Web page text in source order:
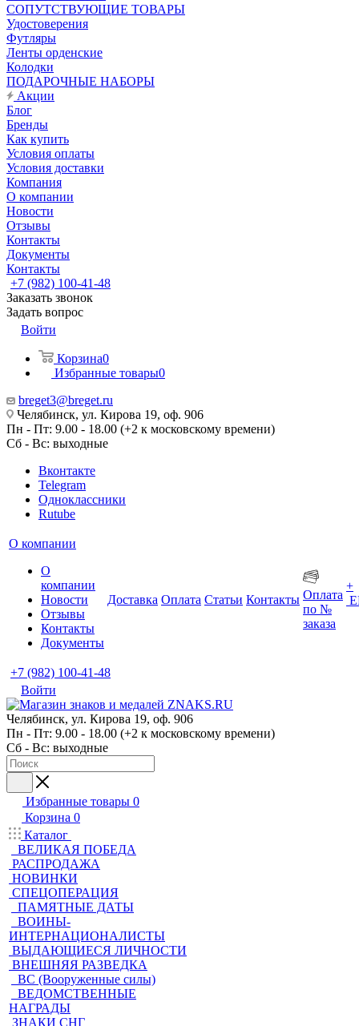
СОПУТСТВУЮЩИЕ ТОВАРЫ
Удостоверения
Футляры
Ленты орденские
Колодки
ПОДАРОЧНЫЕ НАБОРЫ
Акции
Блог
Бренды
Как купить
Условия оплаты
Условия доставки
Компания
О компании
Новости
Отзывы
Контакты
Документы
Контакты
+7 (982) 100-41-48
Заказать звонок
Задать вопрос
Войти
Корзина0
Избранные товары0
breget3@breget.ru
Челябинск, ул. Кирова 19, оф. 906
Пн - Пт: 9.00 - 18.00 (+2 к московскому времени)
Сб - Вс: выходные
Вконтакте
Telegram
Одноклассники
Rutube
О компании
О
компании
Новости
Отзывы
Контакты
Документы
Доставка Оплата Статьи Контакты Оплата
по №
заказа
+
+7 (982) 100-41-48
Войти
Челябинск, ул. Кирова 19, оф. 906
Пн - Пт: 9.00 - 18.00 (+2 к московскому времени)
Сб - Вс: выходные
Избранные товары 0
Корзина 0
Каталог
ВЕЛИКАЯ ПОБЕДА
РАСПРОДАЖА
НОВИНКИ
СПЕЦОПЕРАЦИЯ
ПАМЯТНЫЕ ДАТЫ
ВОИНЫ-
ИНТЕРНАЦИОНАЛИСТЫ
ВЫДАЮЩИЕСЯ ЛИЧНОСТИ
ВНЕШНЯЯ РАЗВЕДКА
ВС (Вооруженные силы)
ВЕДОМСТВЕННЫЕ
НАГРАДЫ
ЗНАКИ СНГ